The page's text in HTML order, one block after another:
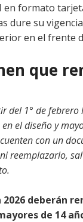
en formato
dure su
en el frente
que
del 1° de febrero
el diseño y
con un
reemplazarlo,
deberán
de 14